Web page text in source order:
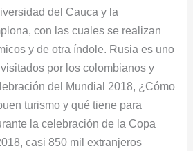
del Cauca y la
con las cuales se realizan
y de otra índole. Rusia es uno
por los colombianos y
del Mundial 2018, ¿Cómo
turismo y qué tiene para
la celebración de la Copa
casi 850 mil extranjeros